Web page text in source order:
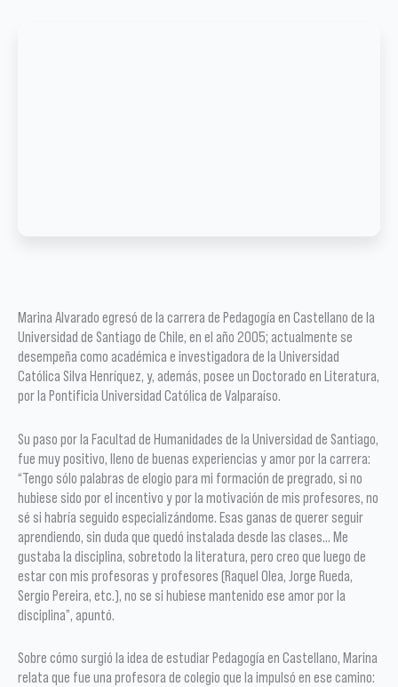
Marina Alvarado egresó de la carrera de Pedagogía en Castellano de la
Universidad de Santiago de Chile, en el año 2005; actualmente se
desempeña como académica e investigadora de la Universidad
Católica Silva Henríquez, y, además, posee un Doctorado en Literatura,
por la Pontificia Universidad Católica de Valparaíso.
Su paso por la Facultad de Humanidades de la Universidad de Santiago,
fue muy positivo, lleno de buenas experiencias y amor por la carrera:
“Tengo sólo palabras de elogio para mi formación de pregrado, si no
hubiese sido por el incentivo y por la motivación de mis profesores, no
sé si habría seguido especializándome. Esas ganas de querer seguir
aprendiendo, sin duda que quedó instalada desde las clases… Me
gustaba la disciplina, sobretodo la literatura, pero creo que luego de
estar con mis profesoras y profesores (Raquel Olea, Jorge Rueda,
Sergio Pereira, etc.), no se si hubiese mantenido ese amor por la
disciplina”, apuntó.
Sobre cómo surgió la idea de estudiar Pedagogía en Castellano, Marina
relata que fue una profesora de colegio que la impulsó en ese camino: